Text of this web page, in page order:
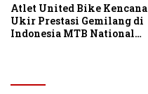
Atlet United Bike Kencana
Ukir Prestasi Gemilang di
Indonesia MTB National